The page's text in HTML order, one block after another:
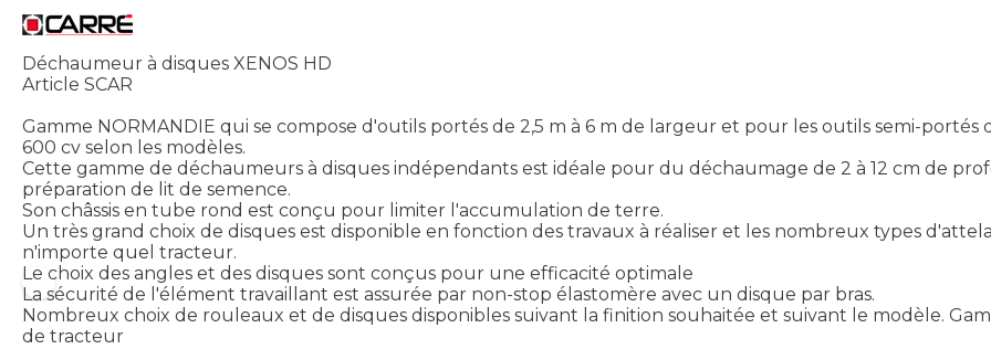
Déchaumeur à disques XENOS HD
Article SCAR
Gamme NORMANDIE qui se compose d'outils portés de 2,5 m à 6 m de largeur et pour les outils semi-portés
600 cv selon les modèles.
Cette gamme de déchaumeurs à disques indépendants est idéale pour du déchaumage de 2 à 12 cm de
préparation de lit de semence.
Son châssis en tube rond est conçu pour limiter l'accumulation de terre.
Un très grand choix de disques est disponible en fonction des travaux à réaliser et les nombreux types
n'importe quel tracteur.
Le choix des angles et des disques sont conçus pour une efficacité optimale
La sécurité de l'élément travaillant est assurée par non-stop élastomère avec un disque par bras.
Nombreux choix de rouleaux et de disques disponibles suivant la finition souhaitée et suivant le modèle.
de tracteur